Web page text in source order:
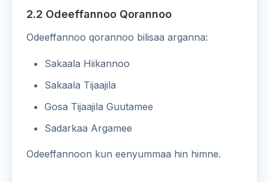
2.2 Odeeffannoo Qorannoo
Odeeffannoo qorannoo bilisaa arganna:
Sakaala Hiikannoo
Sakaala Tijaajila
Gosa Tijaajila Guutamee
Sadarkaa Argamee
Odeeffannoon kun eenyummaa hin himne.